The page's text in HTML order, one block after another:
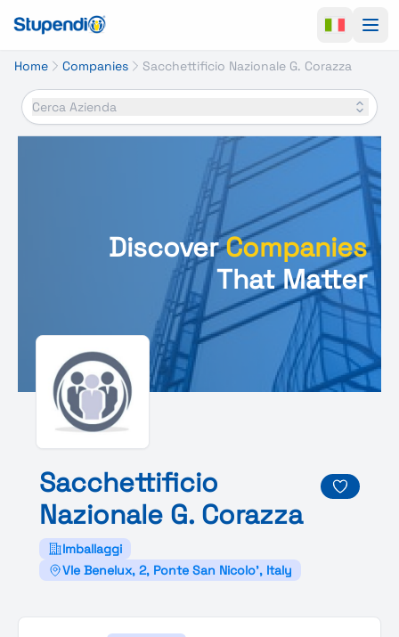
Home Companies Sacchettificio Nazionale G. Corazza
Cerca Azienda
DiscoverCompanies
That Matter
Sacchettificio
Nazionale G. Corazza
Imballaggi
Vle Benelux, 2, Ponte San Nicolo', Italy